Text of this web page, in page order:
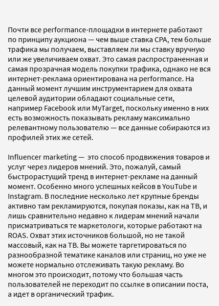
Почти все performance-площадки в интернете работают
по принципу аукциона — чем выше ставка CPA, тем больше
трафика мы получаем, выставляем ли мы ставку вручную
или же увеличиваем охват. Это самая распространенная и
самая прозрачная модель покупки трафика, однако не вся
интернет-реклама ориентирована на performance. На
данный момент лучшим инструментарием для охвата
целевой аудитории обладают социальные сети,
например Facebook или MyTarget, поскольку именно в них
есть возможность показывать рекламу максимально
релевантному пользователю — все данные собираются из
профилей этих же сетей.
Influencer marketing — это способ продвижения товаров и
услуг через лидеров мнений. Это, пожалуй, самый
быстрорастущий тренд в интернет-рекламе на данный
момент. Особенно много успешных кейсов в YouTube и
Instagram. В последние несколько лет крупные бренды
активно там рекламируются, покупая показы, как на ТВ, и
лишь сравнительно недавно к лидерам мнений начали
присматриваться те маркетологи, которые работают на
ROAS. Охват этих источников большой, но не такой
массовый, как на ТВ. Вы можете таргетироваться по
разнообразной тематике каналов или страниц, но уже не
можете нормально отслеживать такую рекламу. Во
многом это происходит, потому что большая часть
пользователей не переходит по ссылке в описании поста,
а идет в органический трафик.